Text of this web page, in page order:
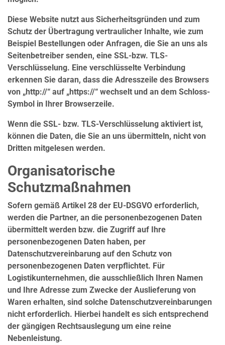
Diese Website nutzt aus Sicherheitsgründen und zum
Schutz der Übertragung vertraulicher Inhalte, wie zum
Beispiel Bestellungen oder Anfragen, die Sie an uns als
Seitenbetreiber senden, eine SSL-bzw. TLS-
Verschlüsselung. Eine verschlüsselte Verbindung
erkennen Sie daran, dass die Adresszeile des Browsers
von „http://“ auf „https://“ wechselt und an dem Schloss-
Symbol in Ihrer Browserzeile.
Wenn die SSL- bzw. TLS-Verschlüsselung aktiviert ist,
können die Daten, die Sie an uns übermitteln, nicht von
Dritten mitgelesen werden.
Organisatorische
Schutzmaßnahmen
Sofern gemäß Artikel 28 der EU-DSGVO erforderlich,
werden die Partner, an die personenbezogenen Daten
übermittelt werden bzw. die Zugriff auf Ihre
personenbezogenen Daten haben, per
Datenschutzvereinbarung auf den Schutz von
personenbezogenen Daten verpflichtet. Für
Logistikunternehmen, die ausschließlich Ihren Namen
und Ihre Adresse zum Zwecke der Auslieferung von
Waren erhalten, sind solche Datenschutzvereinbarungen
nicht erforderlich. Hierbei handelt es sich entsprechend
der gängigen Rechtsauslegung um eine reine
Nebenleistung.